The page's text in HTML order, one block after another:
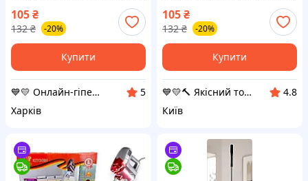
вакуумные пакеты
105₴
132 ₴ -20%
Купити
💙💛 Онлайн-гіпермаркет "УкрШоппинг" 👌🎁 🚚 ⤵
5
Харків
вакуумные пакеты
105₴
132 ₴ -20%
Купити
💙💛🔨 Якісний товар з доставкою по Україні 🎁% 🚚 ⤵
4.8
Київ